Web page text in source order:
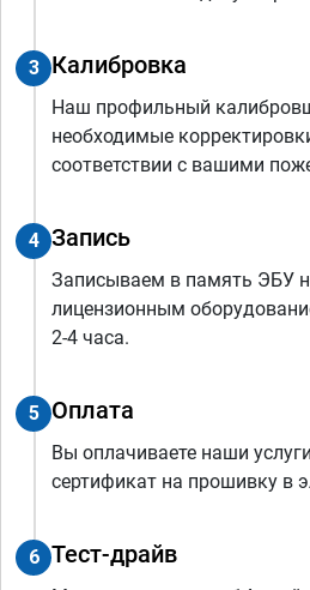
3 Калибровка
Наш профильный
необходимые
соответствии с вашими
4 Запись
Записываем в память ЭБУ
лицензионным
2-4 часа.
5 Оплата
Вы оплачиваете наши
сертификат на прошивку в
6 Тест-драйв